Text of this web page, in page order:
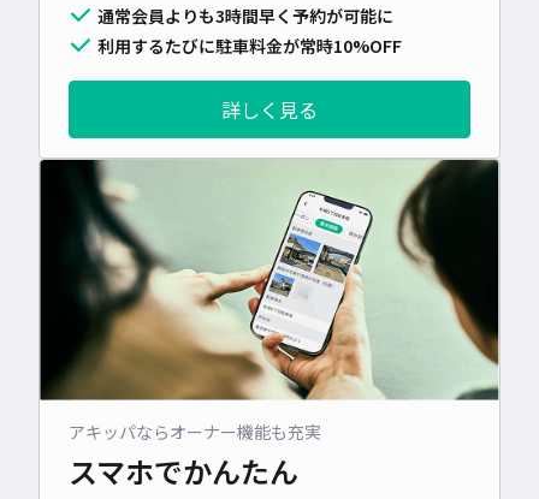
通常会員よりも3時間早く予約が可能に
利用するたびに駐車料金が常時10%OFF
詳しく見る
アキッパならオーナー機能も充実
スマホでかんたん